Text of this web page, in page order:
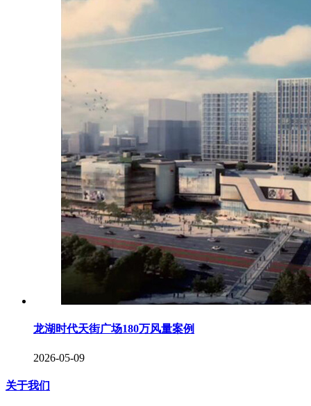
龙湖时代天街广场180万风量案例
2026-05-09
关于我们